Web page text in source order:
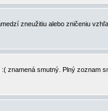
zneužitiu alebo zničeniu
smutný. Plný